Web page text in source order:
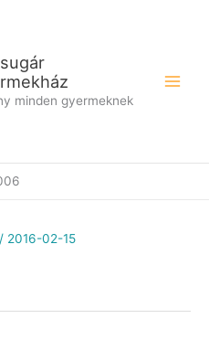
minden gyermeknek
/ 2016-02-15